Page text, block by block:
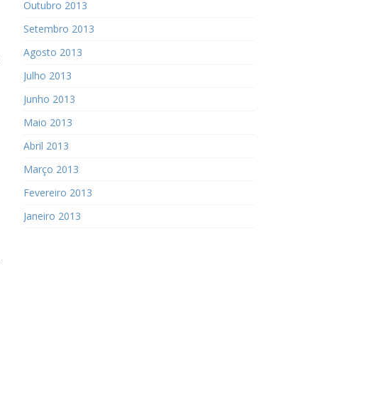
Outubro 2013
Setembro 2013
Agosto 2013
Julho 2013
Junho 2013
Maio 2013
Abril 2013
Março 2013
Fevereiro 2013
Janeiro 2013